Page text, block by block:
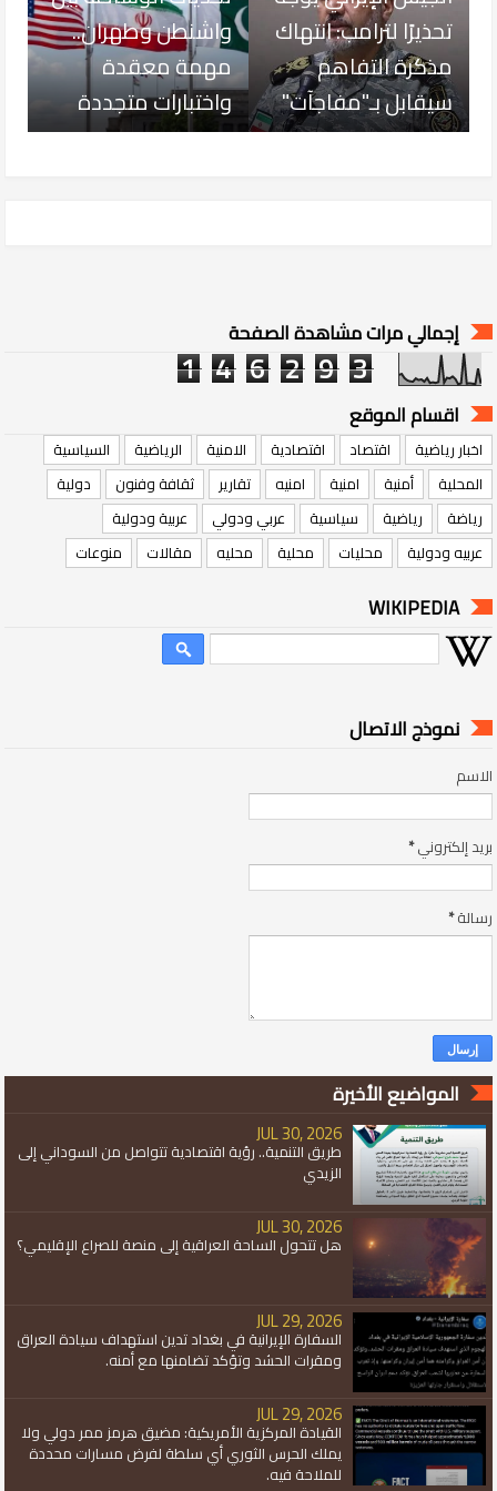
تحذيرًا لترامب: انتهاك
مذكرة التفاهم
سيقابل بـ"مفاجآت"
واشنطن وطهران..
مهمة معقدة
واختبارات متجددة
إجمالي مرات مشاهدة الصفحة
1 4 6 2 9 3
اقسام الموقع
اخبار رياضية اقتصاد اقتصادية الامنية الرياضية
السياسية
المحلية
أمنية امنية امنيه تقارير ثقافة وفنون
دولية
رياضة
رياضية سياسية عربي ودولي
عربية ودولية
عربيه ودولية
محليات محلية محليه مقالات منوعات
WIKIPEDIA
نموذج الاتصال
الاسم
بريد إلكتروني*
رسالة*
المواضيع الأخيرة
JUL 30, 2026
طريق التنمية.. رؤية اقتصادية تتواصل من السوداني إلى
الزيدي
JUL 30, 2026
هل تتحول الساحة العراقية إلى منصة للصراع الإقليمي؟
JUL 29, 2026
السفارة الإيرانية في بغداد تدين استهداف سيادة العراق
ومقرات الحشد وتؤكد تضامنها مع أمنه.
JUL 29, 2026
القيادة المركزية الأمريكية: مضيق هرمز ممر دولي ولا
يملك الحرس الثوري أي سلطة لفرض مسارات محددة
للملاحة فيه.